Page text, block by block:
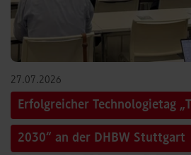
27.07.2026
Erfolgreicher Technologietag
2030“ an der DHBW Stuttgart